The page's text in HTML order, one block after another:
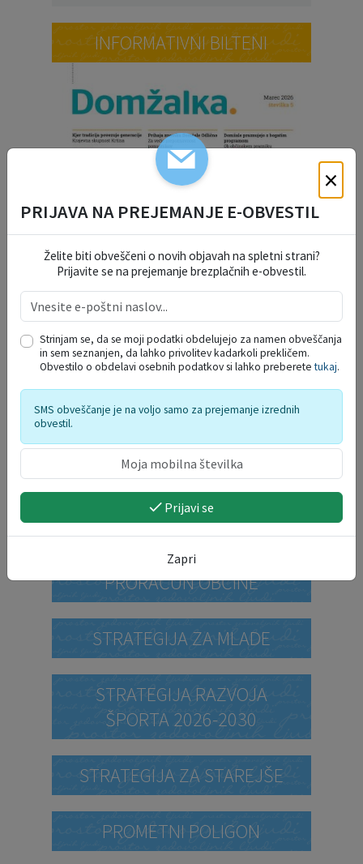
INFORMATIVNI BILTENI
DELO OBČINSKEGA
REDARSTVA
PROSTORSKI AKTI
PRORAČUN OBČINE
STRATEGIJA ZA MLADE
STRATEGIJA RAZVOJA
ŠPORTA 2026-2030
STRATEGIJA ZA STAREJŠE
PROMETNI POLIGON
×
PRIJAVA NA PREJEMANJE E-OBVESTIL
Želite biti obveščeni o novih objavah na spletni strani?
Prijavite se na prejemanje brezplačnih e-obvestil.
Strinjam se, da se moji podatki obdelujejo za namen obveščanja
in sem seznanjen, da lahko privolitev kadarkoli prekličem.
Obvestilo o obdelavi osebnih podatkov si lahko preberetetukaj.
SMS obveščanje je na voljo samo za prejemanje izrednih
obvestil.
Prijavi se
Zapri